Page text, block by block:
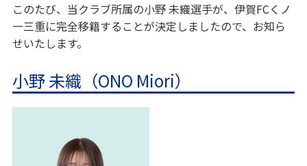
このたび、当クラブ所属の小野 未織選手が、伊賀FCくノ
一三重に完全移籍することが決定しましたので、お知ら
せいたします。
小野 未織（ONO Miori）